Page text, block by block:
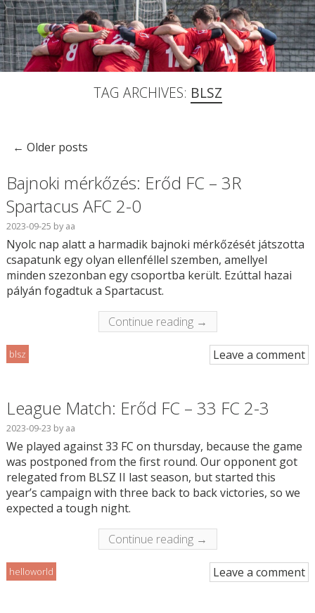
TAG ARCHIVES: BLSZ
← Older posts
Bajnoki mérkőzés: Erőd FC – 3R
Spartacus AFC 2-0
2023-09-25 byaa
Nyolc nap alatt a harmadik bajnoki mérkőzését játszotta
csapatunk egy olyan ellenféllel szemben, amellyel
minden szezonban egy csoportba került. Ezúttal hazai
pályán fogadtuk a Spartacust.
Continue reading →
blsz Leave a comment
League Match: Erőd FC – 33 FC 2-3
2023-09-23 byaa
We played against 33 FC on thursday, because the game
was postponed from the first round. Our opponent got
relegated from BLSZ II last season, but started this
year’s campaign with three back to back victories, so we
expected a tough night.
Continue reading →
helloworld Leave a comment